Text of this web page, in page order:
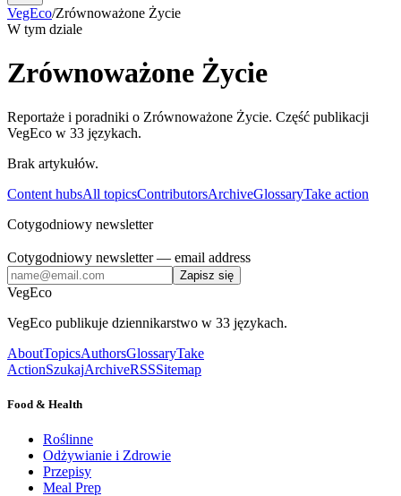
VegEco/Zrównoważone Życie
W tym dziale
Zrównoważone Życie
Reportaże i poradniki o Zrównoważone Życie. Część publikacji
VegEco w 33 językach.
Brak artykułów.
Content hubsAll topicsContributorsArchiveGlossaryTake action
Cotygodniowy newsletter
Cotygodniowy newsletter— email address
Zapisz się
VegEco
VegEco publikuje dziennikarstwo w 33 językach.
AboutTopicsAuthorsGlossaryTake
ActionSzukajArchiveRSSSitemap
Food & Health
Roślinne
Odżywianie i Zdrowie
Przepisy
Meal Prep